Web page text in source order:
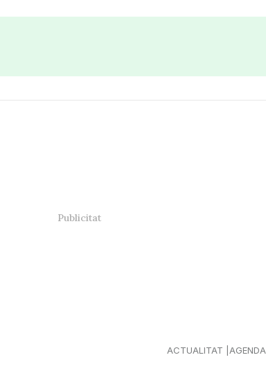
ACTUALITAT AGENDA